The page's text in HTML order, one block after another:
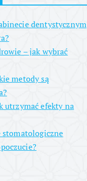
dentystycznym
– jak wybrać
metody są
utrzymać efekty na
stomatologiczne